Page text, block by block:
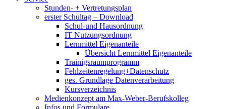
Stunden- + Vertretungsplan
erster Schultag – Download
Schul-und Hausordnung
IT Nutzungsordnung
Lernmittel Eigenanteile
Übersicht Lernmittel Eigenanteile
Trainigsraumprogramm
Fehlzeitenregelung+Datenschutz
ges. Grundlage Datenverarbeitung
Kursverzeichnis
Medienkonzept am Max-Weber-Berufskolleg
Infos und Formulare